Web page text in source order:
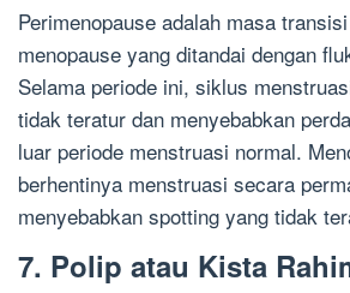
Perimenopause adalah masa
menopause yang ditandai dengan
Selama periode ini, siklus
tidak teratur dan menyebabkan
luar periode menstruasi normal.
berhentinya menstruasi secara
menyebabkan spotting yang tidak
7. Polip atau Kista